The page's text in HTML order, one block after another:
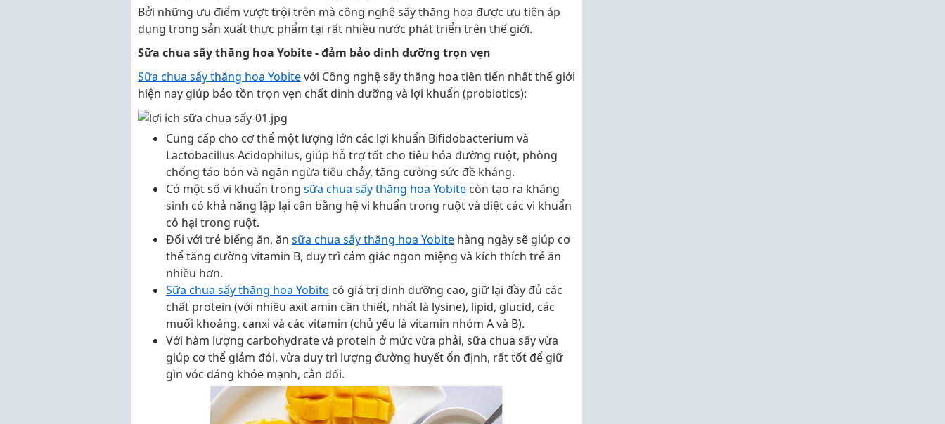
Bởi những ưu điểm vượt trội trên mà công nghệ sấy thăng hoa được ưu tiên áp
dụng trong sản xuất thực phẩm tại rất nhiều nước phát triển trên thế giới.
Sữa chua sấy thăng hoa Yobite - đảm bảo dinh dưỡng trọn vẹn
Sữa chua sấy thăng hoa Yobitevới Công nghệ sấy thăng hoa tiên tiến nhất thế giới
hiện nay giúp bảo tồn trọn vẹn chất dinh dưỡng và lợi khuẩn (probiotics):
Cung cấp cho cơ thể một lượng lớn các lợi khuẩn Bifidobacterium và
Lactobacillus Acidophilus, giúp hỗ trợ tốt cho tiêu hóa đường ruột, phòng
chống táo bón và ngăn ngừa tiêu chảy, tăng cường sức đề kháng.
Có một số vi khuẩn trong sữa chua sấy thăng hoa Yobite còn tạo ra kháng
sinh có khả năng lập lại cân bằng hệ vi khuẩn trong ruột và diệt các vi khuẩn
có hại trong ruột.
Đối với trẻ biếng ăn, ăn sữa chua sấy thăng hoa Yobite hàng ngày sẽ giúp cơ
thể tăng cường vitamin B, duy trì cảm giác ngon miệng và kích thích trẻ ăn
nhiều hơn.
Sữa chua sấy thăng hoa Yobite có giá trị dinh dưỡng cao, giữ lại đầy đủ các
chất protein (với nhiều axit amin cần thiết, nhất là lysine), lipid, glucid, các
muối khoáng, canxi và các vitamin (chủ yếu là vitamin nhóm A và B).
Với hàm lượng carbohydrate và protein ở mức vừa phải, sữa chua sấy vừa
giúp cơ thể giảm đói, vừa duy trì lượng đường huyết ổn định, rất tốt để giữ
gìn vóc dáng khỏe mạnh, cân đối.